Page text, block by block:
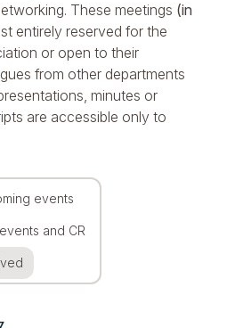
These meetings (in
entirely reserved for the
or open to their
from other departments
minutes or
are accessible only to
events
and CR